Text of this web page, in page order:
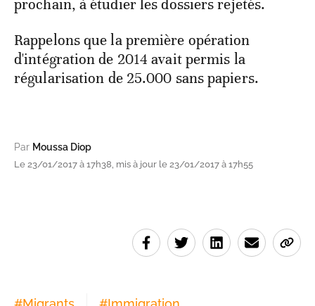
prochain, à étudier les dossiers rejetés.
Rappelons que la première opération
d'intégration de 2014 avait permis la
régularisation de 25.000 sans papiers.
Par Moussa Diop
Le 23/01/2017 à 17h38, mis à jour le 23/01/2017 à 17h55